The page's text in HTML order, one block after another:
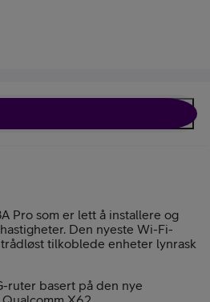
Pro som er lett å installere og
Den nyeste Wi-Fi-
tilkoblede enheter lynrask
ruter basert på den nye